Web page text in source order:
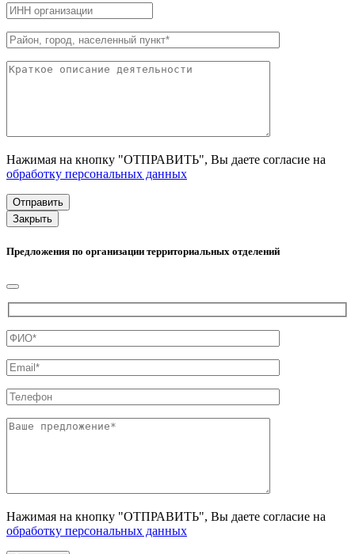
Нажимая на кнопку "ОТПРАВИТЬ", Вы даете согласие на
обработку персональных данных
Закрыть
Предложения по организации территориальных отделений
Нажимая на кнопку "ОТПРАВИТЬ", Вы даете согласие на
обработку персональных данных